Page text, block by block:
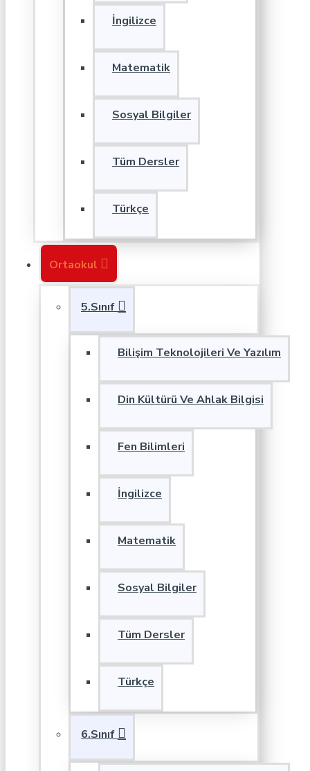
İngilizce
Matematik
Sosyal Bilgiler
Tüm Dersler
Türkçe
Ortaokul
5.Sınıf
Bilişim Teknolojileri Ve Yazılım
Din Kültürü Ve Ahlak Bilgisi
Fen Bilimleri
İngilizce
Matematik
Sosyal Bilgiler
Tüm Dersler
Türkçe
6.Sınıf